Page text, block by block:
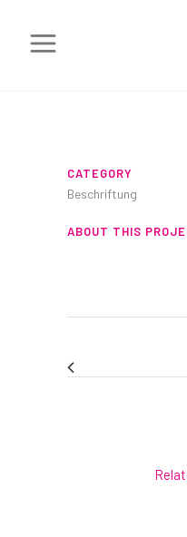
CATEGORY
Beschriftung
ABOUT THIS